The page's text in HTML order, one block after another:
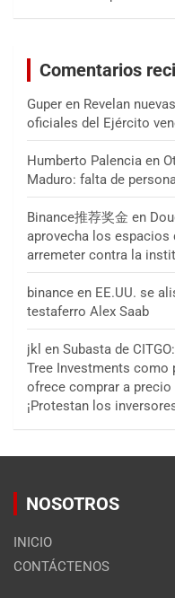
Comentarios
Guper en Revelan
oficiales del Ejército
Humberto Palencia en
Maduro: falta de
Binance推荐奖金 en
aprovecha los espacios
arremeter contra la
binance en EE.UU. se
testaferro Alex Saab
jkl en Subasta de
Tree Investments como
ofrece comprar a
¡Protestan los
NOSOTROS
INICIO
CONTÁCTENOS